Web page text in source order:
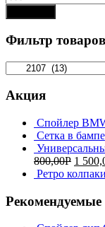
Фильтр товаров
Акция
Спойлер
Сетка в
800,00Р 1
Ретро
Рекомендуемые